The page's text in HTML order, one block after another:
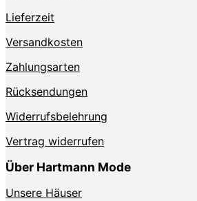
Lieferzeit
Versandkosten
Zahlungsarten
Rücksendungen
Widerrufsbelehrung
Vertrag widerrufen
Über Hartmann Mode
Unsere Häuser